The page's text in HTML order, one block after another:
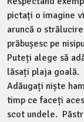
pictați o imagine
aruncă o
prăbușesc pe
Puteți alege să
lăsați plaja goală.
Adăugați niște
timp ce faceți
scot undele.